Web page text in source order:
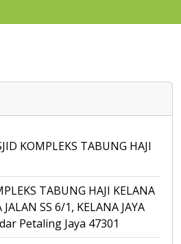
KOMPLEKS TABUNG HAJI
TABUNG HAJI KELANA
JALAN SS 6/1, KELANA JAYA
Petaling Jaya 47301